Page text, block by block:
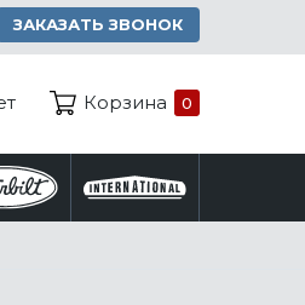
ЗАКАЗАТЬ ЗВОНОК
Корзина 0